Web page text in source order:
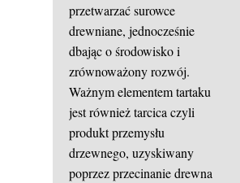
przetwarzać surowce
drewniane, jednocześnie
dbając o środowisko i
zrównoważony rozwój.
Ważnym elementem tartaku
jest również tarcica czyli
produkt przemysłu
drzewnego, uzyskiwany
poprzez przecinanie drewna